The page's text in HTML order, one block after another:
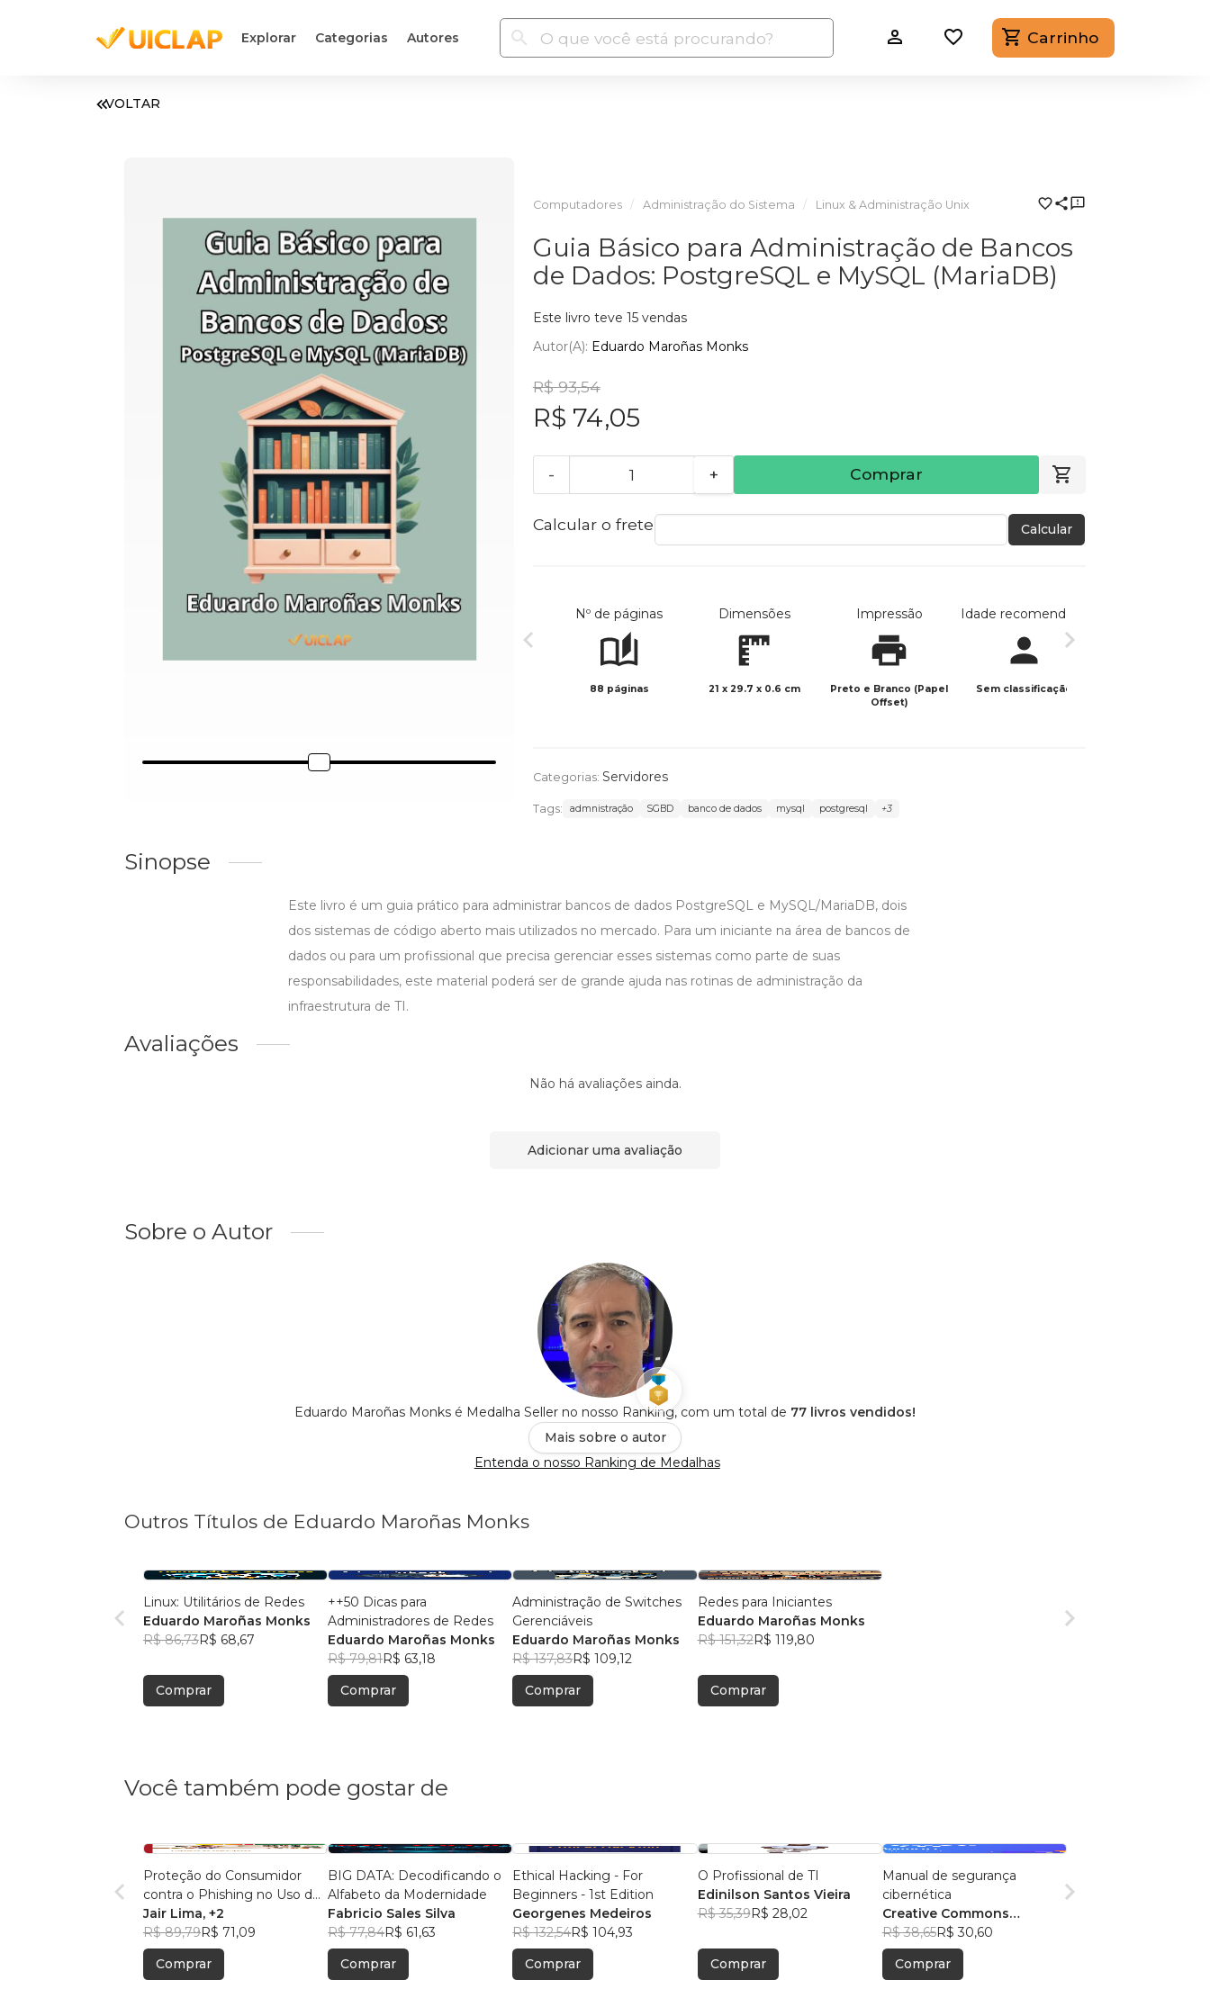
Explorar Categorias Autores Carrinho
VOLTAR
Computadores Administração do Sistema Linux & Administração Unix
Guia Básico para Administração de Bancos
de Dados: PostgreSQL e MySQL (MariaDB)
Este livro teve 15 vendas
Autor(a): Eduardo Maroñas Monks
R$ 93,54
R$ 74,05
- + Comprar
Calcular o frete Calcular
Nº de páginas
88 páginas
Dimensões
21 x 29.7 x 0.6 cm
Impressão
Preto e Branco (Papel
Offset)
Idade recomendada
Sem classificação
Categorias: Servidores
Tags: admnistração SGBD banco de dados mysql postgresql +3
Sinopse
Este livro é um guia prático para administrar bancos de dados PostgreSQL e MySQL/MariaDB, dois
dos sistemas de código aberto mais utilizados no mercado. Para um iniciante na área de bancos de
dados ou para um profissional que precisa gerenciar esses sistemas como parte de suas
responsabilidades, este material poderá ser de grande ajuda nas rotinas de administração da
infraestrutura de TI.
Avaliações
Não há avaliações ainda.
Adicionar uma avaliação
Sobre o Autor
Eduardo Maroñas Monks é Medalha Seller no nosso Ranking, com um total de 77 livros vendidos!
Mais sobre o autor
Entenda o nosso Ranking de Medalhas
Outros Títulos de Eduardo Maroñas Monks
Linux: Utilitários de Redes
Eduardo Maroñas Monks
R$ 86,73R$ 68,67
Comprar
++50 Dicas para
Administradores de Redes
Eduardo Maroñas Monks
R$ 79,81R$ 63,18
Comprar
Administração de Switches
Gerenciáveis
Eduardo Maroñas Monks
R$ 137,83R$ 109,12
Comprar
Redes para Iniciantes
Eduardo Maroñas Monks
R$ 151,32R$ 119,80
Comprar
Você também pode gostar de
Proteção do Consumidor
contra o Phishing no Uso do
Internet Banking
Jair Lima, +2
R$ 89,79R$ 71,09
Comprar
BIG DATA: Decodificando o
Alfabeto da Modernidade
Fabricio Sales Silva
R$ 77,84R$ 61,63
Comprar
Ethical Hacking - For
Beginners - 1st Edition
Georgenes Medeiros
R$ 132,54R$ 104,93
Comprar
O Profissional de TI
Edinilson Santos Vieira
R$ 35,39R$ 28,02
Comprar
Manual de segurança
cibernética
Creative Commons
Attribution-ShareAlike 4.0
International License.
R$ 38,65R$ 30,60
Comprar